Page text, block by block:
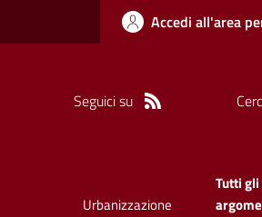
Accedi all'area
Seguici su
Urbanizzazione
Tutti gli